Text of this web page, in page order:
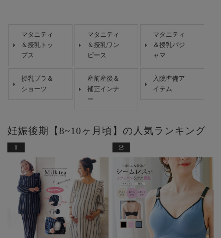
マタニティ
＆授乳トッ
プス
マタニティ
＆授乳ワン
ピース
マタニティ
＆授乳パジ
ャマ
授乳ブラ＆
ショーツ
産前産後＆
補正インナ
ー
入院準備ア
イテム
妊娠後期【8~10ヶ月頃】の人気ランキング